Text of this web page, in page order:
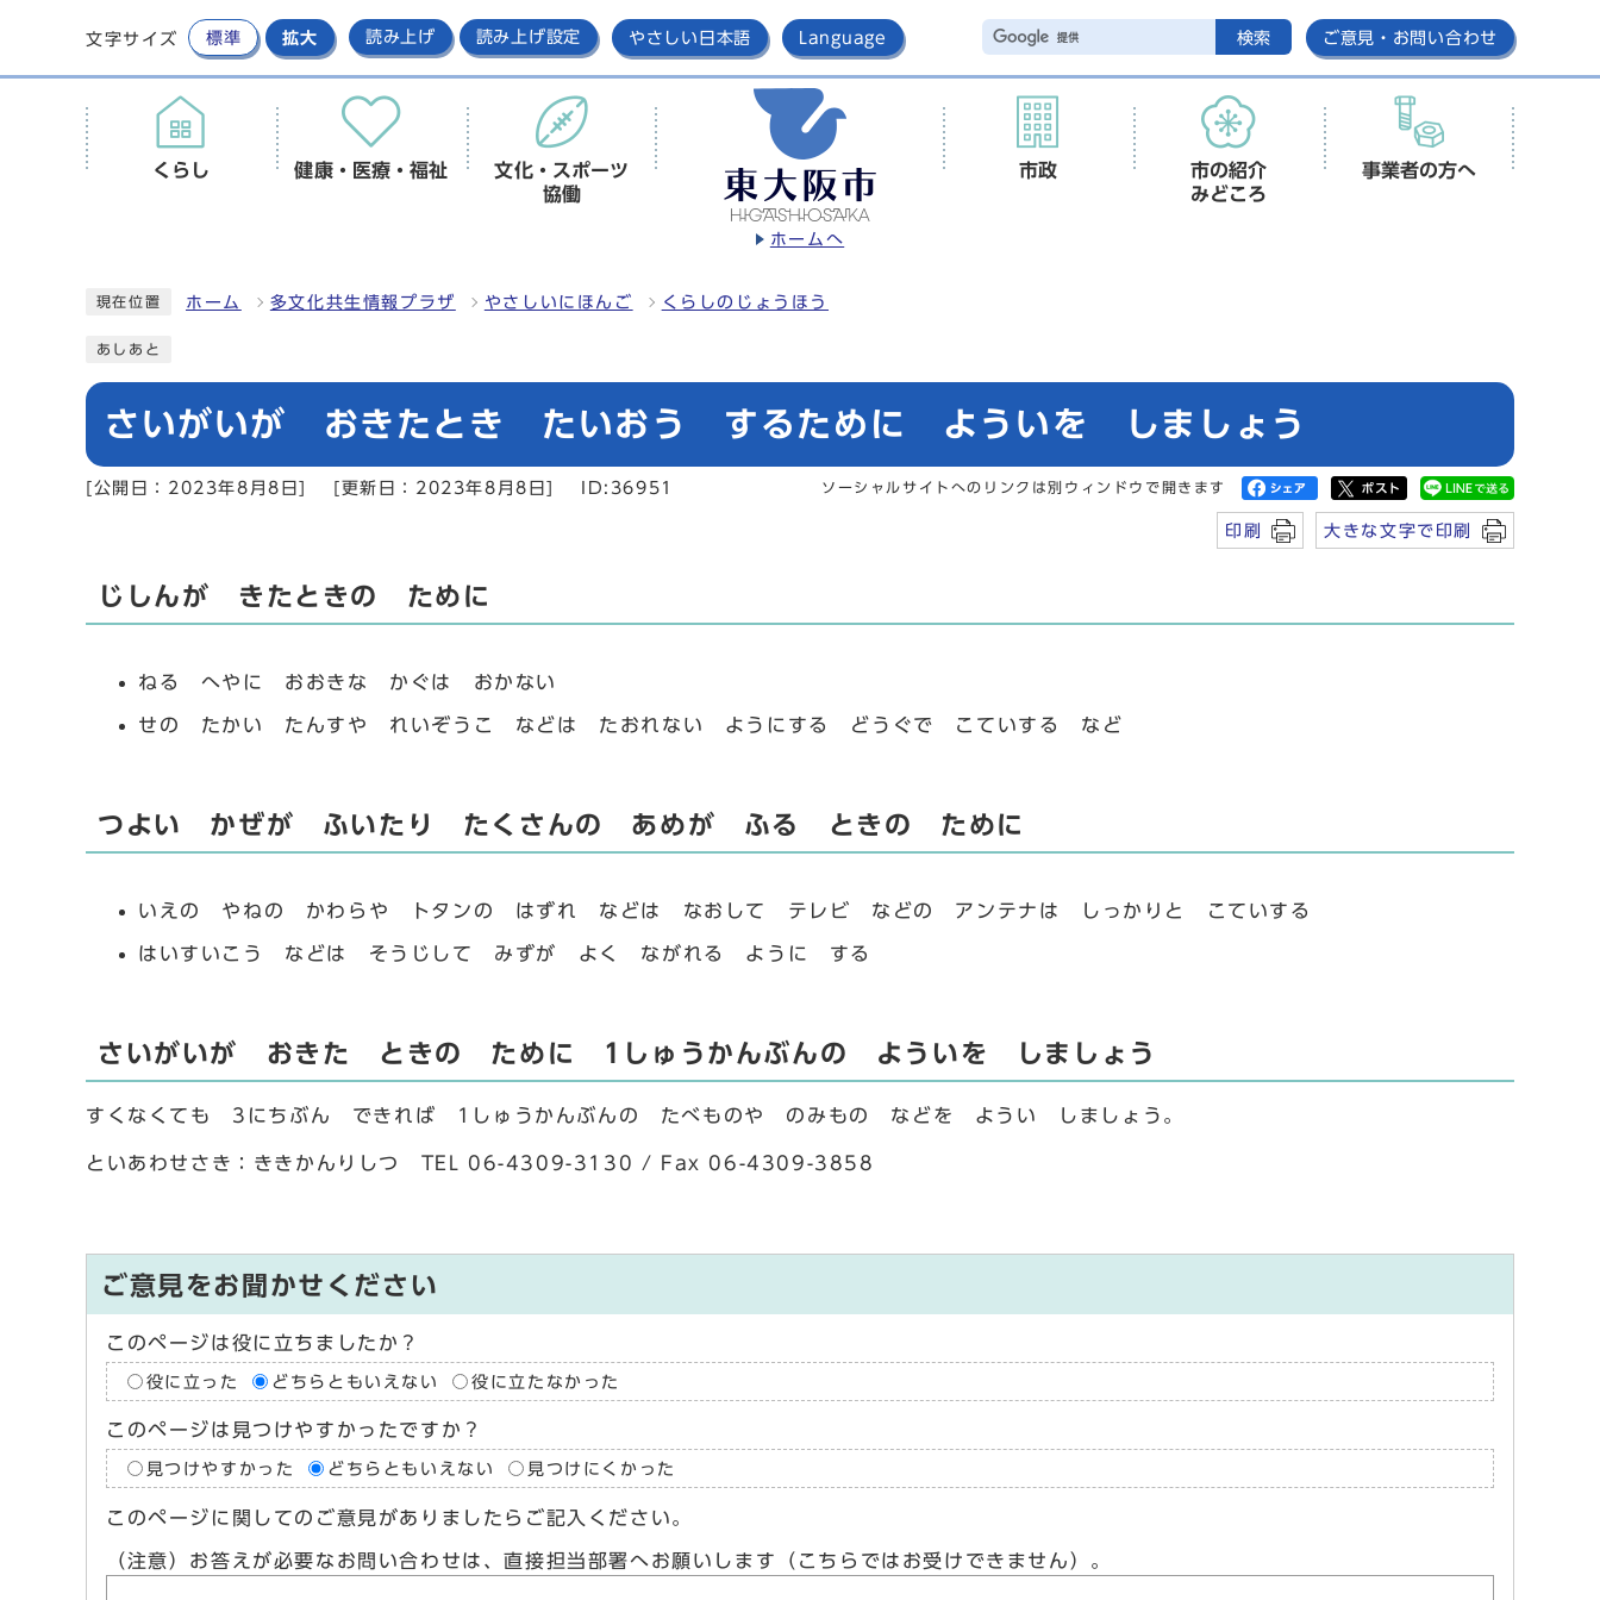
文字サイズ 標準 拡大 読み上げ 読み上げ設定 やさしい日本語 Language 検索 ご意見・お問い合わせ
ホームへ
くらし 健康・医療・福祉
文化・スポーツ
協働
市政
市の紹介
みどころ
事業者の方へ
現在位置 ホーム 多文化共生情報プラザ やさしいにほんご くらしのじょうほう
あしあと
さいがいが おきたとき たいおう するために よういを しましょう
[公開日：2023年8月8日] [更新日：2023年8月8日] ID:36951 ソーシャルサイトへのリンクは別ウィンドウで開きます
印刷 大きな文字で印刷
じしんが きたときの ために
ねる へやに おおきな かぐは おかない
せの たかい たんすや れいぞうこ などは たおれない ようにする どうぐで こていする など
つよい かぜが ふいたり たくさんの あめが ふる ときの ために
いえの やねの かわらや トタンの はずれ などは なおして テレビ などの アンテナは しっかりと こていする
はいすいこう などは そうじして みずが よく ながれる ように する
さいがいが おきた ときの ために 1しゅうかんぶんの よういを しましょう
すくなくても 3にちぶん できれば 1しゅうかんぶんの たべものや のみもの などを ようい しましょう。
といあわせさき：ききかんりしつ TEL 06-4309-3130 / Fax 06-4309-3858
ご意見をお聞かせください
このページは役に立ちましたか？
役に立った どちらともいえない 役に立たなかった
このページは見つけやすかったですか？
見つけやすかった どちらともいえない 見つけにくかった
このページに関してのご意見がありましたらご記入ください。
（注意）お答えが必要なお問い合わせは、直接担当部署へお願いします（こちらではお受けできません）。